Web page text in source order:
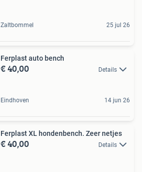
Zaltbommel 25 jul 26
Ferplast auto bench
€ 40,00 Details
Eindhoven 14 jun 26
Ferplast XL hondenbench. Zeer netjes
€ 40,00 Details